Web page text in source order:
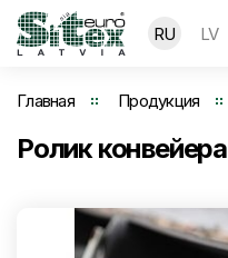
RU LV
Главная Продукция
Ролик конвейера